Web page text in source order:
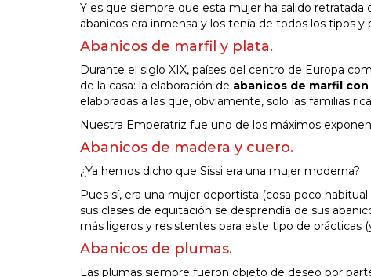
Y es que siempre que esta mujer ha salido
abanicos era inmensa y los tenía de todos los tipos y
Abanicos de marfil y plata.
Durante el siglo XIX, países del centro de Europa
de la casa: la elaboración de abanicos de marfil
elaboradas a las que, obviamente, solo las familias
Nuestra Emperatriz fue uno de los máximos
Abanicos de madera y cuero.
¿Ya hemos dicho que Sissi era una mujer moderna?
Pues sí, era una mujer deportista (cosa poco habitual
sus clases de equitación se desprendía de sus
más ligeros y resistentes para este tipo de prácticas
Abanicos de plumas.
Las plumas siempre fueron objeto de deseo por